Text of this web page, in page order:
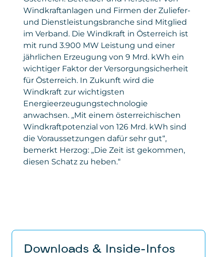
Windkraftanlagen und Firmen der Zuliefer-
und Dienstleistungsbranche sind Mitglied
im Verband. Die Windkraft in Österreich ist
mit rund 3.900 MW Leistung und einer
jährlichen Erzeugung von 9 Mrd. kWh ein
wichtiger Faktor der Versorgungsicherheit
für Österreich. In Zukunft wird die
Windkraft zur wichtigsten
Energieerzeugungstechnologie
anwachsen. „Mit einem österreichischen
Windkraftpotenzial von 126 Mrd. kWh sind
die Voraussetzungen dafür sehr gut“,
bemerkt Herzog: „Die Zeit ist gekommen,
diesen Schatz zu heben.“
Downloads & Inside-Infos
de/privacy/privacystatement